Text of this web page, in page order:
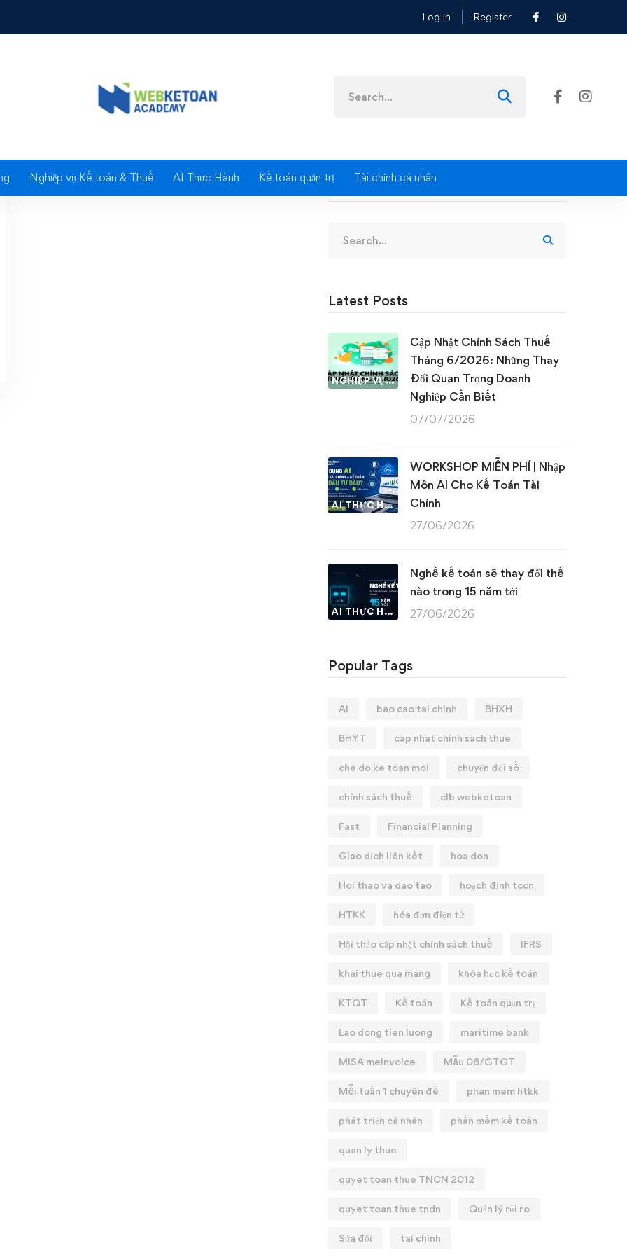
Log in Register
for:
Nghiệp vụ Kế toán & Thuế AI Thực Hành Kế toán quản trị Tài chính cá nhân
for:
Latest Posts
NGHIỆP VỤ KẾ TOÁN & THUẾ
Cập Nhật Chính Sách Thuế
Tháng 6/2026: Những Thay
Đổi Quan Trọng Doanh
Nghiệp Cần Biết
07/07/2026
AI THỰC HÀNH
WORKSHOP MIỄN PHÍ | Nhập
Môn AI Cho Kế Toán Tài
Chính
27/06/2026
AI THỰC HÀNH
Nghề kế toán sẽ thay đổi thế
nào trong 15 năm tới
27/06/2026
Popular Tags
AI bao cao tai chinh BHXH
BHYT cap nhat chinh sach thue
che do ke toan moi chuyển đổi số
chính sách thuế clb webketoan
Fast Financial Planning
Giao dịch liên kết hoa don
Hoi thao va dao tao hoạch định tccn
HTKK hóa đơn điện tử
Hội thảo cập nhật chính sách thuế IFRS
khai thue qua mang khóa học kế toán
KTQT Kế toán Kế toán quản trị
Lao dong tien luong maritime bank
MISA meInvoice Mẫu 06/GTGT
Mỗi tuần 1 chuyên đề phan mem htkk
phát triển cá nhân phần mềm kế toán
quan ly thue
quyet toan thue TNCN 2012
quyet toan thue tndn Quản lý rủi ro
Sửa đổi tai chinh